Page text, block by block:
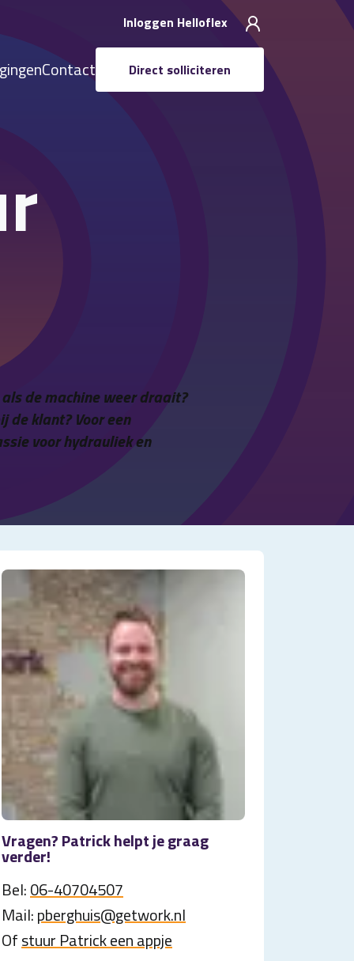
Inloggen Helloflex
Contact Direct solliciteren
de machine weer draait?
de klant? Voor een
voor hydrauliek en
Vragen? Patrick helpt je graag
verder!
Bel:06-40704507
Mail:pberghuis@getwork.nl
Ofstuur Patrick een appje